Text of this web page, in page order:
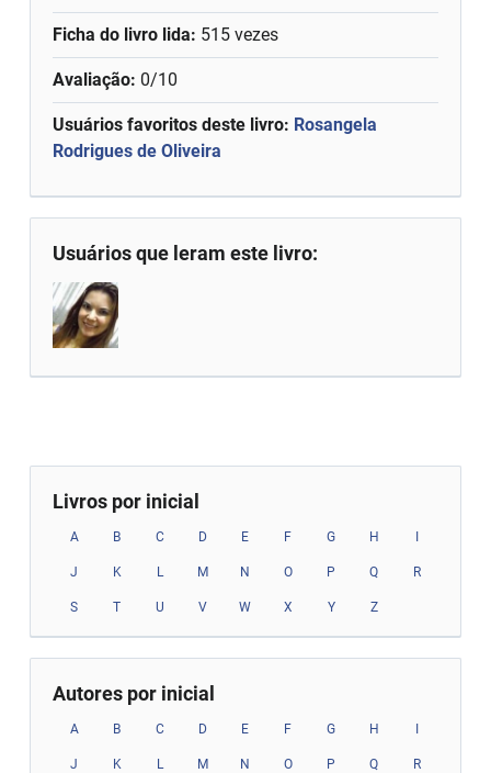
Ficha do livro lida: 515 vezes
Avaliação: 0/10
Usuários favoritos deste livro: Rosangela
Rodrigues de Oliveira
Usuários que leram este livro:
Livros por inicial
A B C D E F G H
J K L M N O P Q R
S T U V W X Y Z
Autores por inicial
A B C D E F G H
J K L M N O P Q R